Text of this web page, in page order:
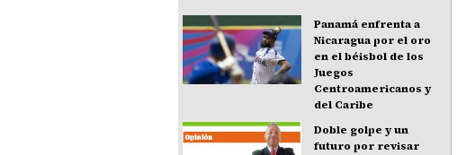
Panamá enfrenta a
Nicaragua por el oro
en el béisbol de los
Juegos
Centroamericanos y
del Caribe
Doble golpe y un
futuro por revisar